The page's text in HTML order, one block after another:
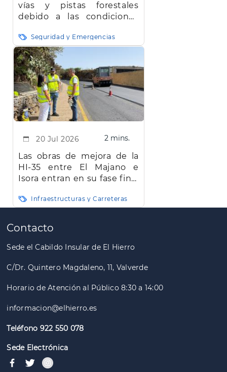
vías y pistas forestales
debido a las condiciones
Seguridad y Emergencias
20 Jul 2026 2 mins.
Las obras de mejora de la
HI-35 entre El Majano e
Isora entran en su fase final
Infraestructuras y Carreteras
Paginación
Contacto
Sede el Cabildo Insular de El Hierro
C/Dr. Quintero Magdaleno, 11, Valverde
Horario de Atención al Público 8:30 a 14:00
informacion@elhierro.es
Teléfono 922 550 078
Sede Electrónica